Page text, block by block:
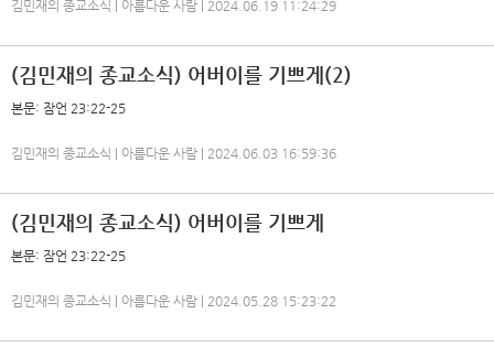
김민재의 종교소식 | 아름다운 사람 | 2024.06.19 11:24:29
(김민재의 종교소식) 어버이를 기쁘게(2)
본문: 잠언 23:22-25
김민재의 종교소식 | 아름다운 사람 | 2024.06.03 16:59:36
(김민재의 종교소식) 어버이를 기쁘게
본문: 잠언 23:22-25
김민재의 종교소식 | 아름다운 사람 | 2024.05.28 15:23:22